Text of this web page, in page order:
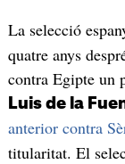
La selecció
quatre anys
contra Egipte un
Luis de la
anterior contra
titularitat. El